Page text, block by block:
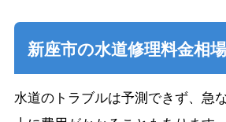
新座市の水道修理料金相場
水道のトラブルは予測できず、急